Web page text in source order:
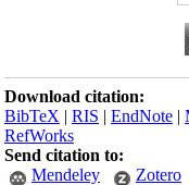
Download citation:
BibTeX |RIS |EndNote
RefWorks
Send citation to:
Mendeley
Zotero